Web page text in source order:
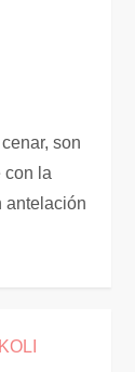
son
con la
antelación